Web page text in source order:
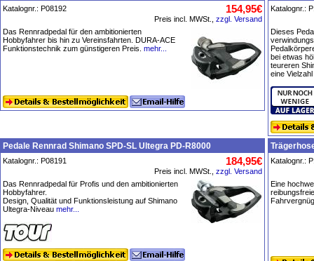
Katalognr.: P08192 154,95€
Preis incl. MWSt., zzgl. Versand
Das Rennradpedal für den ambitionierten
Hobbyfahrer bis hin zu Vereinsfahrten. DURA-ACE
Funktionstechnik zum günstigeren Preis. mehr...
Katalognr.:
Dieses
bei etwas
teureren
eine
Pedale Rennrad Shimano SPD-SL Ultegra PD-R8000
Katalognr.: P08191 184,95€
Preis incl. MWSt., zzgl. Versand
Das Rennradpedal für Profis und den ambitionierten
Hobbyfahrer.
Design, Qualität und Funktionsleistung auf Shimano
Ultegra-Niveau mehr...
Katalognr.:
Eine